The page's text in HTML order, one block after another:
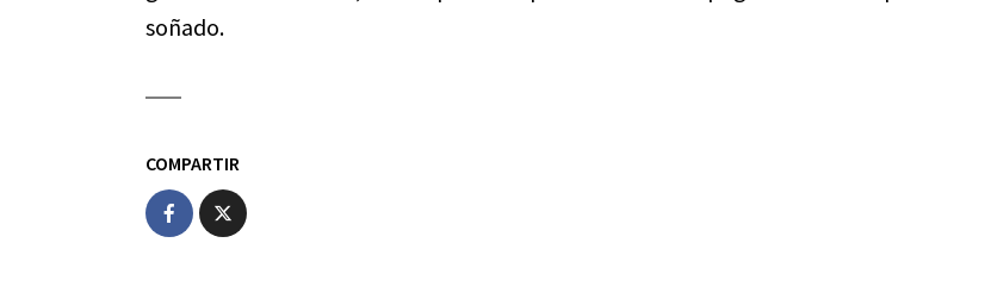
soñado.
COMPARTIR